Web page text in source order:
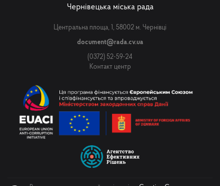
Чернівецька міська рада
Центральна площа, 1, 58002 м. Чернівці
document@rada.cv.ua
(0372) 52-59-24
Контакт центр